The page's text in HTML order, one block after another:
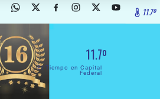
11.7º
11.7º
El Tiempo en Capital
Federal